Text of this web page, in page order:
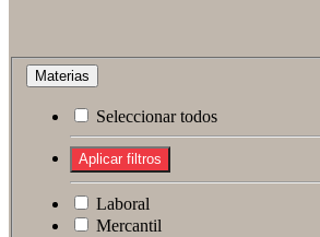
Materias
Seleccionar todos
Laboral
Mercantil